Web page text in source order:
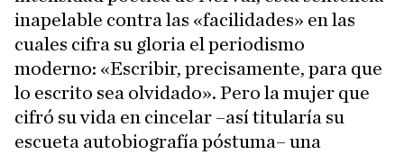
inapelable contra las «facilidades» en las
cuales cifra su gloria el periodismo
moderno: «Escribir, precisamente, para que
lo escrito sea olvidado». Pero la mujer que
cifró su vida en cincelar –así titularía su
escueta autobiografía póstuma– una